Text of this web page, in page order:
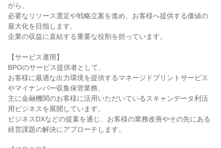
がら、
必要なリソース選定や戦略立案を進め、お客様へ提供する価値の
最大化を目指します。
企業の収益に直結する重要な役割を担っています。
【サービス運用】
BPOのサービス提供者として、
お客様に最適な出力環境を提供するマネージドプリントサービス
やマイナンバー収集保管業務、
主に金融機関のお客様に活用いただいているスキャンデータ利活
用ビジネスを展開しています。
ビジネスDXなどの提案を通じ、お客様の業務改善やその先にある
経営課題の解決にアプローチします。